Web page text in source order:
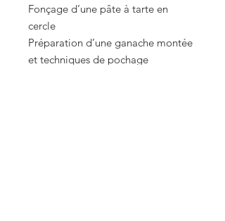
Fonçage d’une pâte à tarte en
cercle
Préparation d’une ganache montée
et techniques de pochage